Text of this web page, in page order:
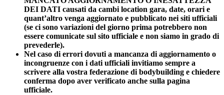
DEI DATI causati da cambi location gara, date, orari e
quant’altro venga aggiornato e pubblicato nei siti ufficiali
(se ci sono variazioni del giorno prima potrebbero non
essere comunicate sul sito ufficiale e non siamo in grado di
prevederle).
Nel caso di errori dovuti a mancanza di aggiornamento o
incongruenze con i dati ufficiali invitiamo sempre a
scrivere alla vostra federazione di bodybuilding e chiedere
conferma dopo aver verificato anche sulla pagina
ufficiale.